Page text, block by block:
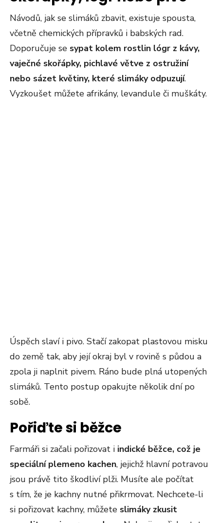
Návodů, jak se slimáků zbavit, existuje spousta,
včetně chemických přípravků i babských rad.
Doporučuje se sypat kolem rostlin lógr z kávy,
vaječné skořápky, pichlavé větve z ostružiní
nebo sázet květiny, které slimáky odpuzují.
Vyzkoušet můžete afrikány, levandule či muškáty.
Úspěch slaví i pivo. Stačí zakopat plastovou misku
do země tak, aby její okraj byl v rovině s půdou a
zpola ji naplnit pivem. Ráno bude plná utopených
slimáků. Tento postup opakujte několik dní po
sobě.
Pořiďte si běžce
Farmáři si začali pořizovat i indické běžce, což je
speciální plemeno kachen, jejichž hlavní potravou
jsou právě tito škodliví plži. Musíte ale počítat
s tím, že je kachny nutné přikrmovat. Nechcete-li
si pořizovat kachny, můžete slimáky zkusit